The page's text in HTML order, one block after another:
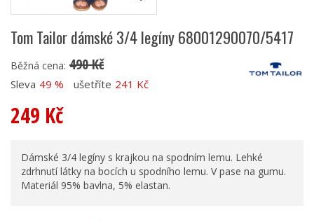
Tom Tailor dámské 3/4 legíny 68001290070/5417
Běžná cena: 490 Kč
Sleva 49 % ušetříte 241 Kč
249 Kč
Dámské 3/4 legíny s krajkou na spodním lemu. Lehké
zdrhnutí látky na bocích u spodního lemu. V pase na gumu.
Materiál 95% bavlna, 5% elastan.